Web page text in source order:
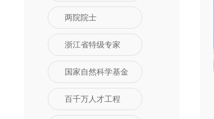
两院院士
浙江省特级专家
国家自然科学基金
百千万人才工程